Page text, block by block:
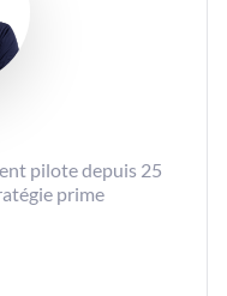
pilote depuis 25
prime